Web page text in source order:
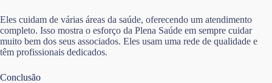
Eles cuidam de várias áreas da saúde, oferecendo um atendimento
completo. Isso mostra o esforço da Plena Saúde em sempre cuidar
muito bem dos seus associados. Eles usam uma rede de qualidade e
têm profissionais dedicados.
Conclusão